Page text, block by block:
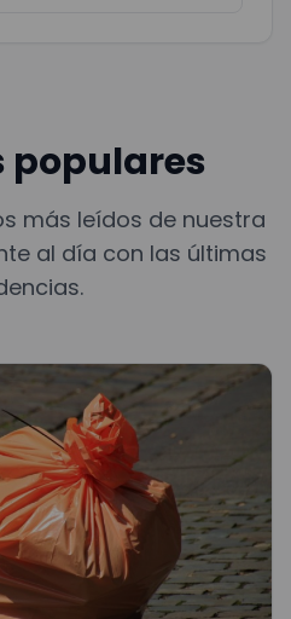
populares
más leídos de nuestra
al día con las últimas